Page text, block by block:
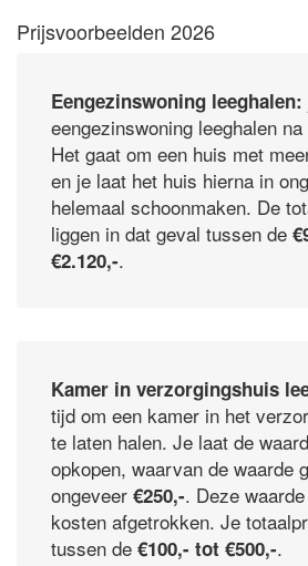
Prijsvoorbeelden 2026
Eengezinswoning leeghalen:
eengezinswoning leeghalen
Het gaat om een huis met
en je laat het huis hierna in
helemaal schoonmaken. De
liggen in dat geval tussen de
€2.120,-.
Kamer in verzorgingshuis
tijd om een kamer in het
te laten halen. Je laat de
opkopen, waarvan de waarde
ongeveer €250,-. Deze
kosten afgetrokken. Je
tussen de €100,- tot €500,-.